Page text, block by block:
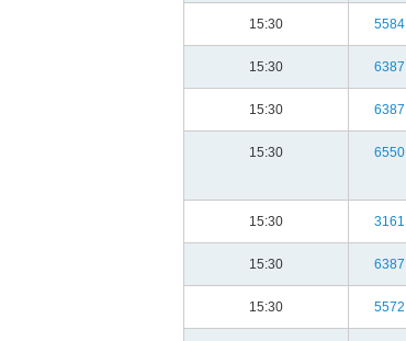
15:30 5584
15:30 6387
15:30 6387
15:30 6550
15:30 3161
15:30 6387
15:30 5572